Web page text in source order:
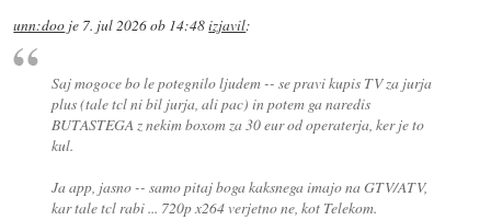
unn:doo je 7. jul 2026 ob 14:48izjavil:
Saj mogoce bo le potegnilo ljudem -- se pravi kupis TV za jurja
plus (tale tcl ni bil jurja, ali pac) in potem ga naredis
BUTASTEGA z nekim boxom za 30 eur od operaterja, ker je to
kul.
Ja app, jasno -- samo pitaj boga kaksnega imajo na GTV/ATV,
kar tale tcl rabi ... 720p x264 verjetno ne, kot Telekom.